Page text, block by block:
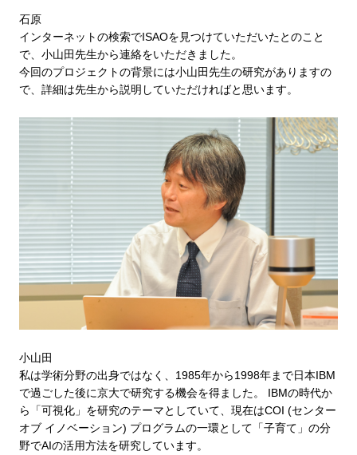
石原
インターネットの検索でISAOを見つけていただいたとのこと
で、小山田先生から連絡をいただきました。
今回のプロジェクトの背景には小山田先生の研究がありますの
で、詳細は先生から説明していただければと思います。
小山田
私は学術分野の出身ではなく、1985年から1998年まで日本IBM
で過ごした後に京大で研究する機会を得ました。 IBMの時代か
ら「可視化」を研究のテーマとしていて、現在はCOI (センター
オブ イノベーション) プログラムの一環として「子育て」の分
野でAIの活用方法を研究しています。